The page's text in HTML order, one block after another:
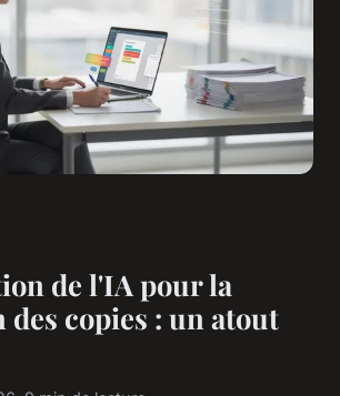
de l'IA pour la
copies : un atout